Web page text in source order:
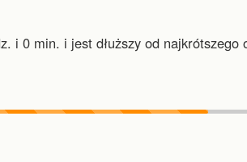
i 0 min. i jest dłuższy od najkrótszego